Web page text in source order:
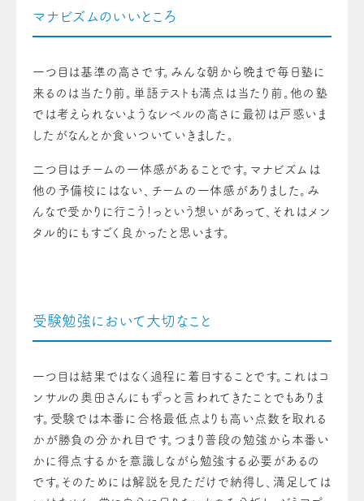
マナビズムのいいところ
一つ目は基準の高さです。みんな朝から晩まで毎日塾に
来るのは当たり前。単語テストも満点は当たり前。他の塾
では考えられないようなレベルの高さに最初は戸惑いま
したがなんとか食いついていきました。
二つ目はチームの一体感があることです。マナビズムは
他の予備校にはない、チームの一体感がありました。み
んなで受かりに行こう！っという想いがあって、それはメン
タル的にもすごく良かったと思います。
受験勉強において大切なこと
一つ目は結果ではなく過程に着目することです。これはコ
ンサルの奥田さんにもずっと言われてきたことでもありま
す。受験では本番に合格最低点よりも高い点数を取れる
かが勝負の分かれ目です。つまり普段の勉強から本番い
かに得点するかを意識しながら勉強する必要があるの
です。そのためには解説を見ただけで納得し、満足しては